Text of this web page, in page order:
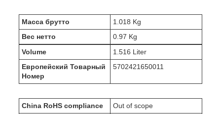
Масса брутто
1.018 Kg
Вес нетто
0.97 Kg
Volume
1.516 Liter
Европейский Товарный
Номер
5702421650011
China RoHS compliance
Out of scope